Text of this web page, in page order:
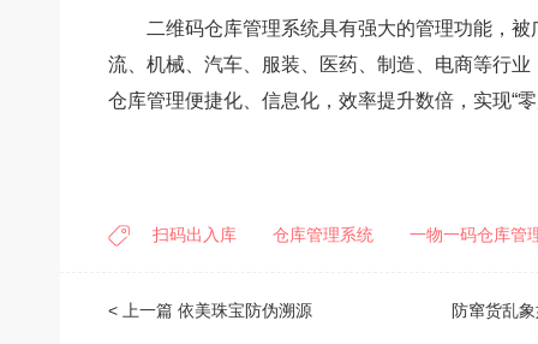
二维码仓库管理系统具有强大的管理功能，
流、机械、汽车、服装、医药、制造、电商等行
仓库管理便捷化、信息化，效率提升数倍，实现“
扫码出入库 仓库管理系统 一物一码仓库管
< 上一篇 依美珠宝防伪溯源